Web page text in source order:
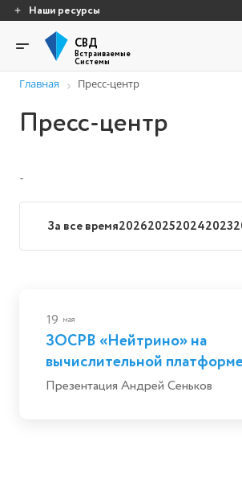
Наши ресурсы
СВД
Встраиваемые
Системы
Главная Пресс-центр
Пресс-центр
-
За все время2026202520242023
19 мая
ЗОСРВ «Нейтрино» на
вычислительной
Презентация Андрей Сеньков